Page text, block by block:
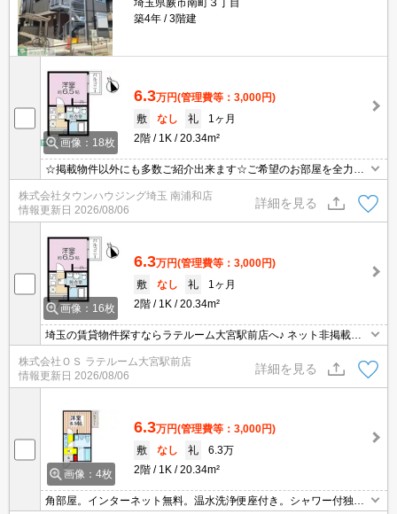
埼玉県蕨市南町３丁目
築4年
3階建
画像：18枚
6.3万円(管理費等：3,000円)
敷
なし 礼
1ヶ月
2階
1K 20.34m²
☆掲載物件以外にも多数ご紹介出来ます☆ご希望のお部屋を全力で
お探しさせて頂きます♪
株式会社タウンハウジング埼玉 南浦和店
情報更新日 2026/08/06
詳細を見る
画像：16枚
6.3万円(管理費等：3,000円)
敷
なし 礼
1ヶ月
2階
1K 20.34m²
埼玉の賃貸物件探すならラテルーム大宮駅前店へ♪ ネット非掲載物
件多数ございます！ 【入居審査不安な方】【初期安物件】【クレジ
ット決済可】ご相談ください！！ ※仲介手数料無料 『ご来店初めて
のお客様・当物件を契約に限る』
株式会社ＯＳ ラテルーム大宮駅前店
情報更新日 2026/08/06
詳細を見る
画像：4枚
6.3万円(管理費等：3,000円)
敷
なし 礼
6.3万
2階
1K 20.34m²
角部屋。インターネット無料。温水洗浄便座付き。シャワー付独立